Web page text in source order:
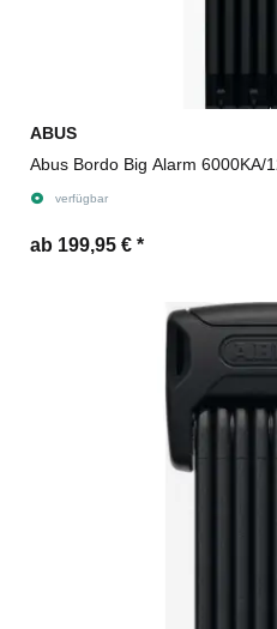
ABUS
Abus Bordo Big Alarm 6000KA/
verfügbar
ab 199,95 € *